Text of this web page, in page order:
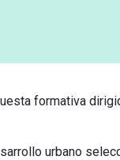
formativa
urbano